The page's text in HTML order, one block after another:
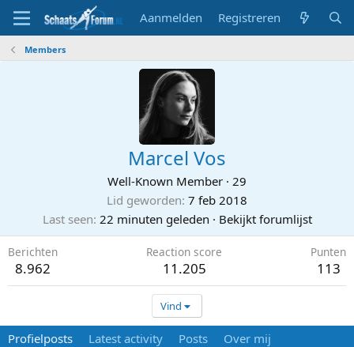
Aanmelden Registreren
Members
Marcel Vos
Well-Known Member · 29
Lid geworden 7 feb 2018
Last seen 22 minuten geleden · Bekijkt forumlijst
Berichten
8.962
Reaction score
11.205
Punten
113
Vind
Profielposts Latest activity Posts Over mij